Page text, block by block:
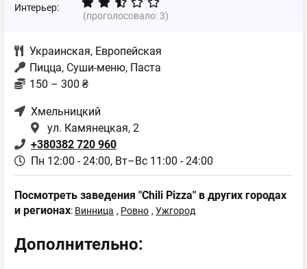
Интерьер:
(проголосовало:3)
Украинская, Европейская
Пицца, Суши-меню, Паста
150 – 300 ₴
Хмельницкий
ул. Камянецкая, 2
+380382 720 960
Пн 12:00 - 24:00, Вт–Вс 11:00 - 24:00
Посмотреть заведения "Chili Pizza" в других городах
и регионах: Винница , Ровно , Ужгород
Дополнительно: